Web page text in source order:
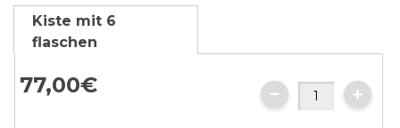
Bildgalerie
springen
Kiste mit 6
flaschen
77,00€